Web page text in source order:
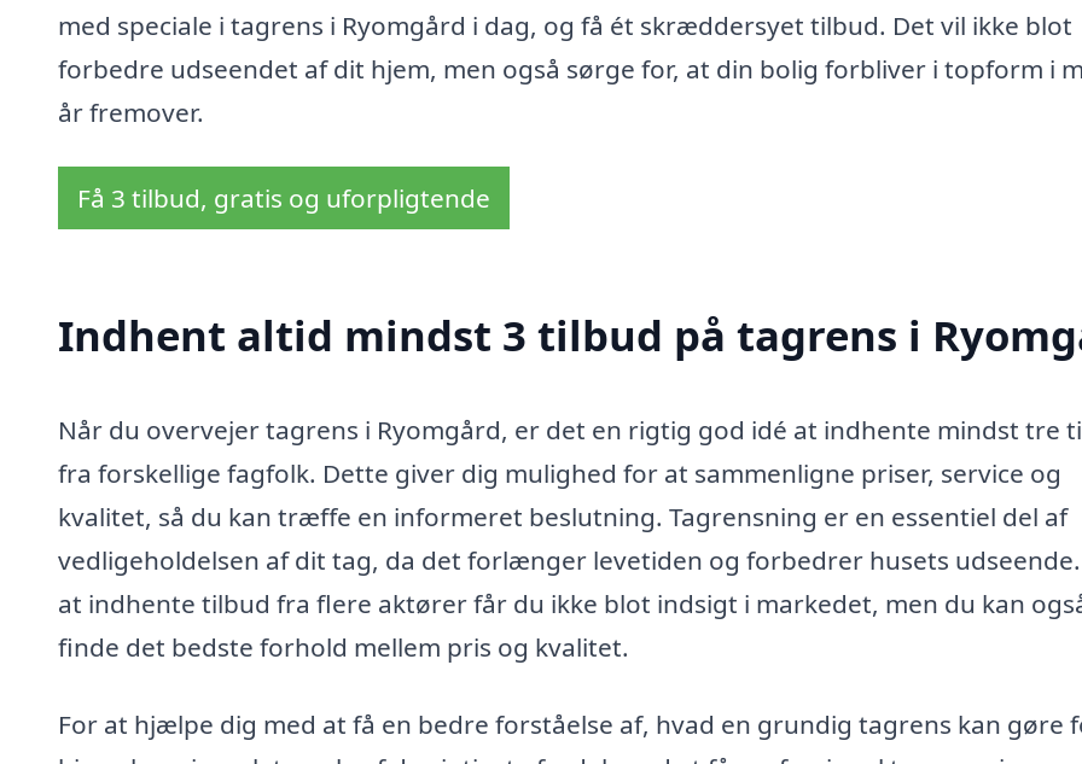
med speciale i tagrens i Ryomgård i dag, og få ét skræddersyet tilbud. Det vil ikke blot
forbedre udseendet af dit hjem, men også sørge for, at din bolig forbliver i topform i
år fremover.
Få 3 tilbud, gratis og uforpligtende
Indhent altid mindst 3 tilbud på tagrens i
Når du overvejer tagrens i Ryomgård, er det en rigtig god idé at indhente mindst tre
fra forskellige fagfolk. Dette giver dig mulighed for at sammenligne priser, service og
kvalitet, så du kan træffe en informeret beslutning. Tagrensning er en essentiel del af
vedligeholdelsen af dit tag, da det forlænger levetiden og forbedrer husets udseende.
at indhente tilbud fra flere aktører får du ikke blot indsigt i markedet, men du kan
finde det bedste forhold mellem pris og kvalitet.
For at hjælpe dig med at få en bedre forståelse af, hvad en grundig tagrens kan gøre